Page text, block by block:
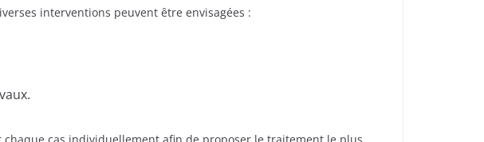
interventions peuvent être envisagées :